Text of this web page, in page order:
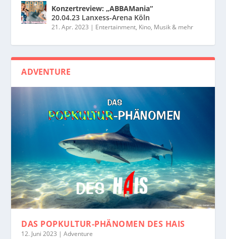
Konzertreview: „ABBAMania“
20.04.23 Lanxess-Arena Köln
21. Apr. 2023 | Entertainment, Kino, Musik & mehr
ADVENTURE
DAS POPKULTUR-PHÄNOMEN DES HAIS
12. Juni 2023 |Adventure